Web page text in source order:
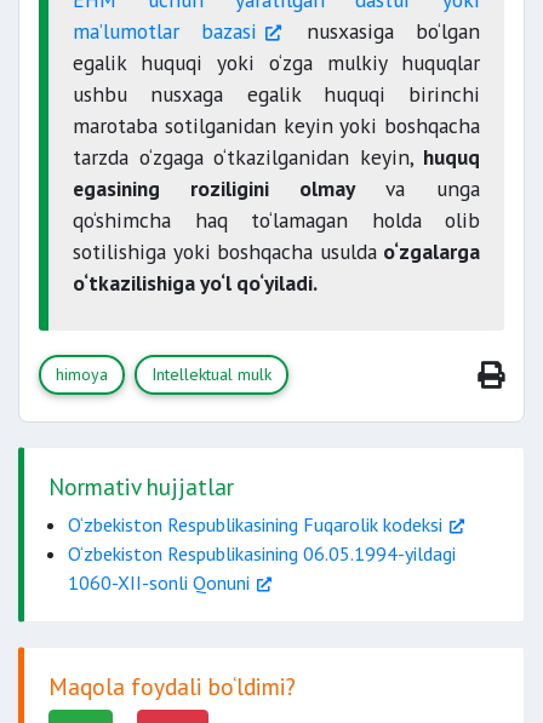
ma’lumotlar bazasi
nusxasiga bo‘lgan
egalik huquqi yoki o‘zga mulkiy huquqlar
ushbu nusxaga egalik huquqi birinchi
marotaba sotilganidan keyin yoki boshqacha
tarzda o‘zgaga o‘tkazilganidan keyin, huquq
egasining roziligini olmayva unga
qo‘shimcha haq to‘lamagan holda olib
sotilishiga yoki boshqacha usulda o‘zgalarga
o‘tkazilishiga yo‘l qo‘yiladi.
himoya Intellektual mulk
Normativ hujjatlar
O‘zbekiston Respublikasining Fuqarolik kodeksi
O‘zbekiston Respublikasining 06.05.1994-yildagi
1060-XII-sonli Qonuni
Maqola foydali bo‘ldimi?